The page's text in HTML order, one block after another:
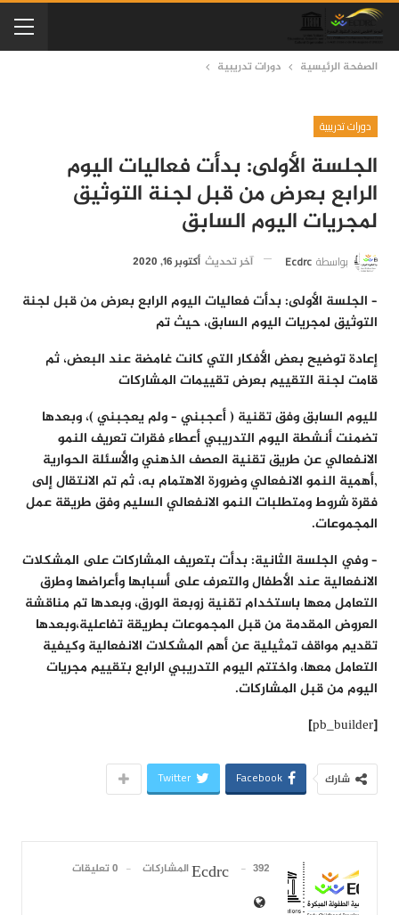
الصفحة الرئيسية دورات تدريبية
دورات تدريبية
الجلسة الأولى: بدأت فعاليات اليوم
الرابع بعرض من قبل لجنة التوثيق
لمجريات اليوم السابق
بواسطة Ecdrc آخر تحديث أكتوبر 16, 2020
– الجلسة الأولى: بدأت فعاليات اليوم الرابع بعرض من قبل لجنة
التوثيق لمجريات اليوم السابق، حيث تم
إعادة توضيح بعض الأفكار التي كانت غامضة عند البعض، ثم
قامت لجنة التقييم بعرض تقييمات المشاركات
لليوم السابق وفق تقنية ( أعجبني – ولم يعجبني )، وبعدها
تضمنت أنشطة اليوم التدريبي أعطاء فقرات تعريف النمو
الانفعالي عن طريق تقنية العصف الذهني والأسئلة الحوارية
,أهمية النمو الانفعالي وضرورة الاهتمام به، ثم تم الانتقال إلى
فقرة شروط ومتطلبات النمو الانفعالي السليم وفق طريقة عمل
المجموعات.
– وفي الجلسة الثانية: بدأت بتعريف المشاركات على المشكلات
الانفعالية عند الأطفال والتعرف على أسبابها وأعراضها وطرق
التعامل معها باستخدام تقنية زوبعة الورق، وبعدها تم مناقشة
العروض المقدمة من قبل المجموعات بطريقة تفاعلية،وبعدها
تقديم مواقف تمثيلية عن أهم المشكلات الانفعالية وكيفية
التعامل معها، واختتم اليوم التدريبي الرابع بتقييم مجريات
اليوم من قبل المشاركات.
[pb_builder]
شارك Facebook
Twitter
Ecdrc 392 المشاركات 0 تعليقات